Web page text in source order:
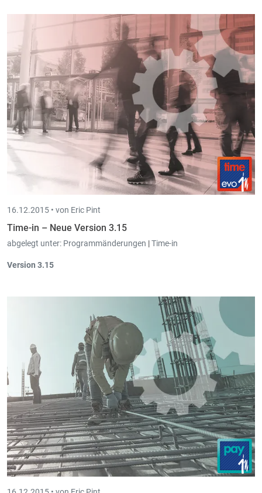
dem Kassenticket) zu verstecken.
für die Bargeldautomaten vom
zertifiziert.
16.12.2015 • von Eric Pint
Time-in – Neue Version 3.15
abgelegt unter: Programmänderungen |Time-in
Version 3.15
Prozentsatzanzugeben, um dieArbeitszeitbei der Eingabezu